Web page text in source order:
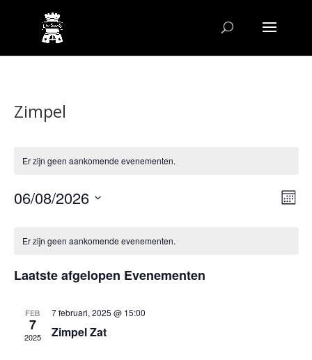
Zimpel
Er zijn geen aankomende evenementen.
Maand
06/08/2026
datum.
van
Evenementen
Er zijn geen aankomende evenementen.
Laatste afgelopen Evenementen
FEB
7
2025
7 februari, 2025 @ 15:00
Zimpel Zat